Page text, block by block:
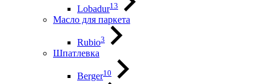
Lobadur13
Масло для паркета
Rubio3
Шпатлевка
Berger10